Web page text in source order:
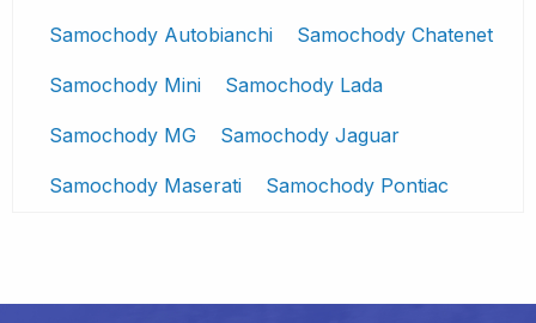
Samochody Autobianchi Samochody Chatenet
Samochody Mini Samochody Lada
Samochody MG Samochody Jaguar
Samochody Maserati Samochody Pontiac